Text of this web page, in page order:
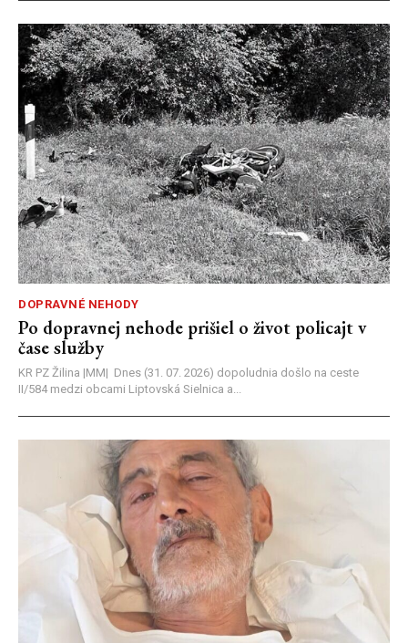
DOPRAVNÉ NEHODY
Po dopravnej nehode prišiel o život policajt v
čase služby
KR PZ Žilina |MM| Dnes (31. 07. 2026) dopoludnia došlo na ceste
II/584 medzi obcami Liptovská Sielnica a...